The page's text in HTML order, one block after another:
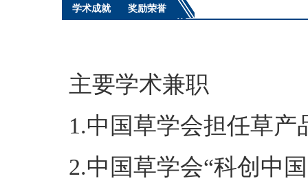
学术成就 奖励荣誉
主要学术兼职
1.中国草学会担任草
2.中国草学会“科创中